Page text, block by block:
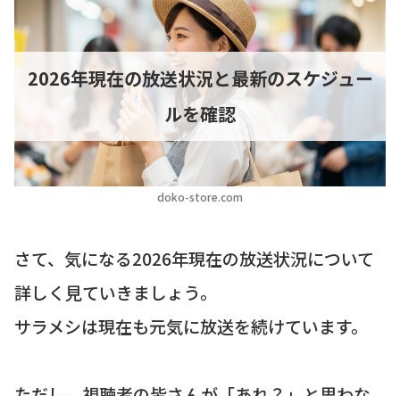
doko-store.com
2026年現在の放送状況と最新のスケジュー
ルを確認
さて、気になる2026年現在の放送状況について
詳しく見ていきましょう。
サラメシは現在も元気に放送を続けています。